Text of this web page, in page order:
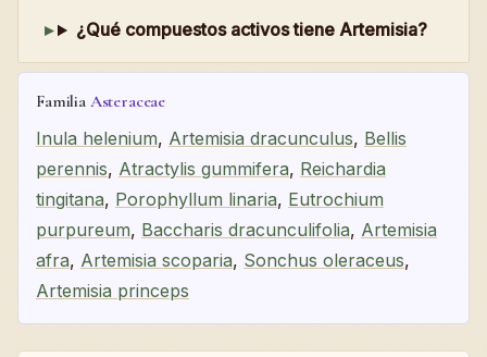
¿Qué compuestos activos tiene Artemisia?
Familia Asteraceae
Inula helenium, Artemisia dracunculus, Bellis
perennis, Atractylis gummifera, Reichardia
tingitana, Porophyllum linaria, Eutrochium
purpureum, Baccharis dracunculifolia, Artemisia
afra, Artemisia scoparia, Sonchus oleraceus,
Artemisia princeps